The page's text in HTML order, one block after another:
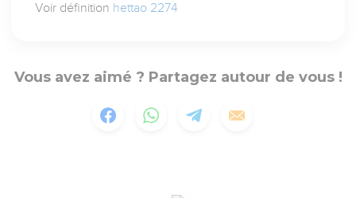
Voir définition hettao 2274
Vous avez aimé ? Partagez autour de vous !